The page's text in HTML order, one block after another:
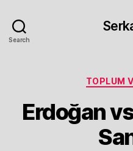
Search
TOPLUM
Erdoğan